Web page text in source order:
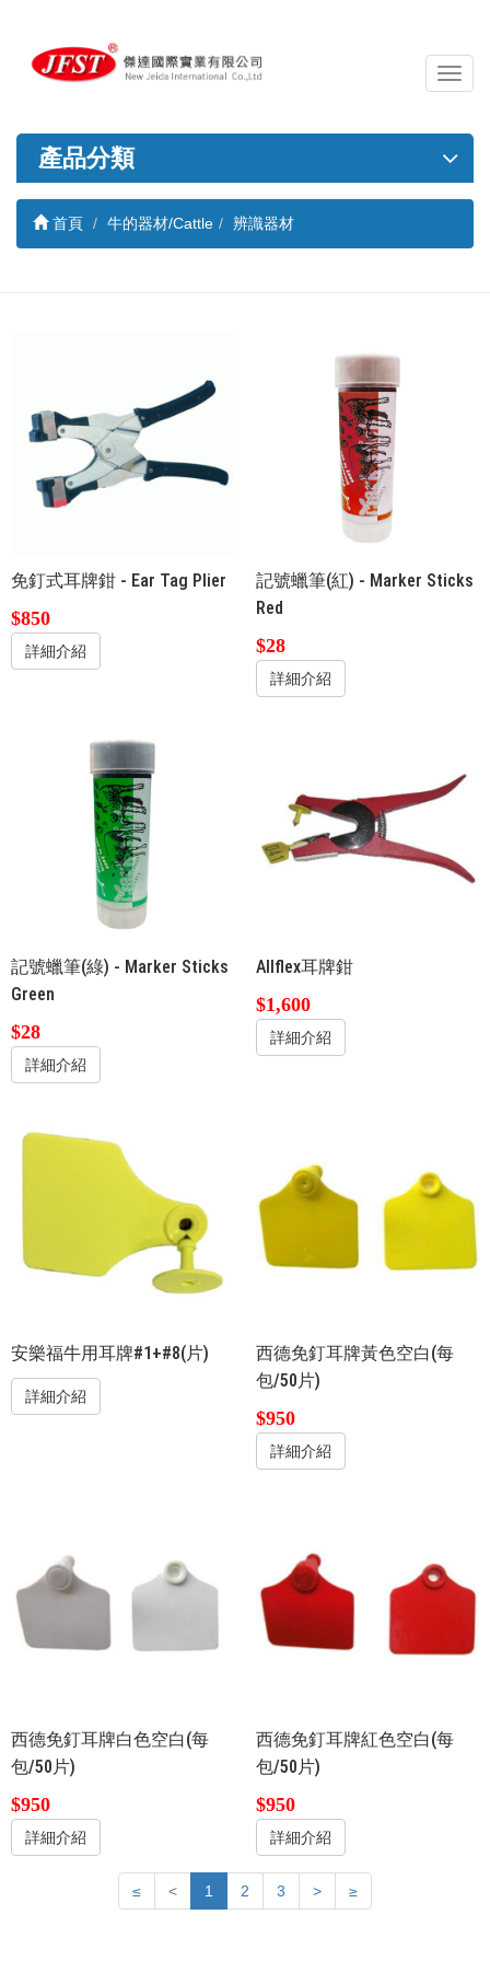
導
覽
關
產品分類
首頁 牛的器材/Cattle 辨識器材
免釘式耳牌鉗 - Ear Tag Plier
$850
詳細介紹
記號蠟筆(紅) - Marker Sticks
Red
$28
詳細介紹
記號蠟筆(綠) - Marker Sticks
Green
$28
詳細介紹
Allflex耳牌鉗
$1,600
詳細介紹
安樂福牛用耳牌#1+#8(片)
詳細介紹
西德免釘耳牌黃色空白(每
包/50片)
$950
詳細介紹
西德免釘耳牌白色空白(每
包/50片)
$950
詳細介紹
西德免釘耳牌紅色空白(每
包/50片)
$950
詳細介紹
≤ < 1 2 3 > ≥